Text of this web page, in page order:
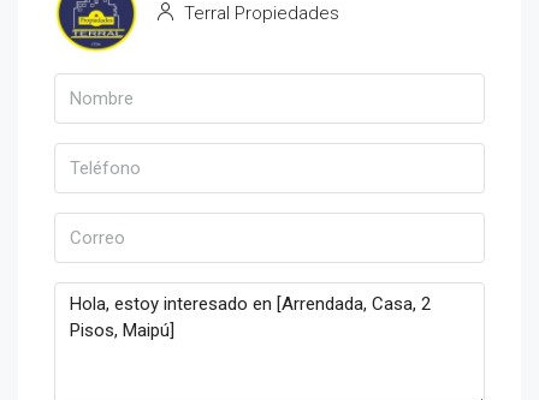
Terral Propiedades